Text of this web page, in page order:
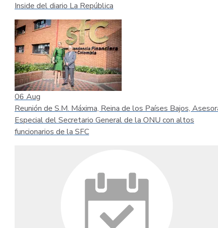
Inside del diario La República
06 Aug
Reunión de S.M. Máxima, Reina de los Países Bajos,
Especial del Secretario General de la ONU con altos
funcionarios de la SFC